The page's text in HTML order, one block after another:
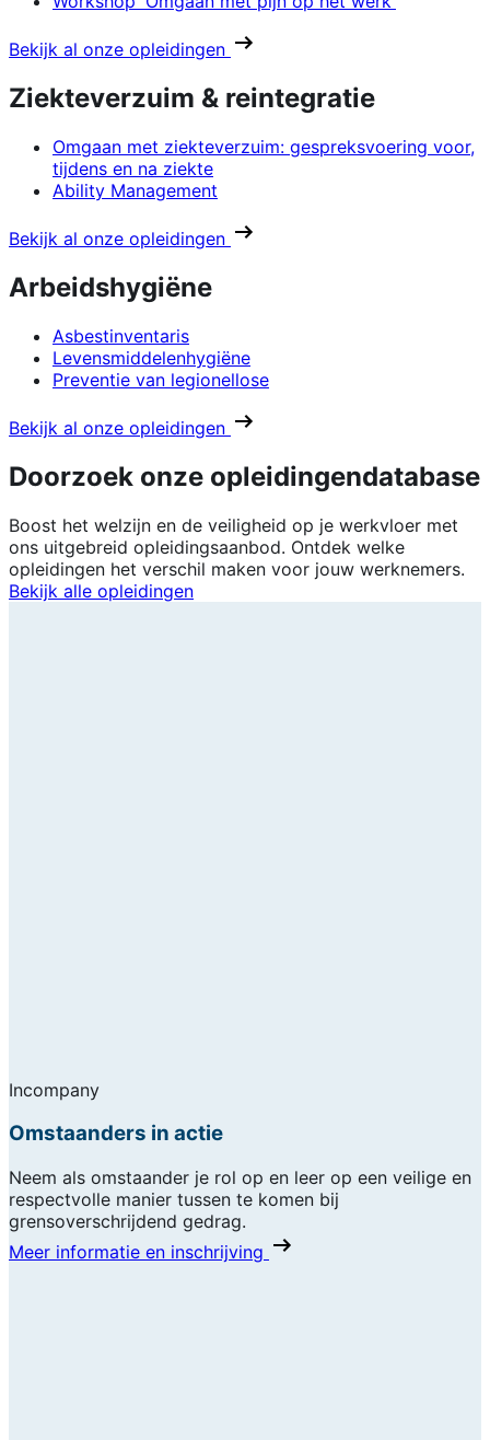
Bekijk al onze opleidingen
Ziekteverzuim & reintegratie
Omgaan met ziekteverzuim: gespreksvoering voor,
tijdens en na ziekte
Ability Management
Bekijk al onze opleidingen
Arbeidshygiëne
Asbestinventaris
Levensmiddelenhygiëne
Preventie van legionellose
Bekijk al onze opleidingen
Doorzoek onze opleidingendatabase
Boost het welzijn en de veiligheid op je werkvloer met
ons uitgebreid opleidingsaanbod. Ontdek welke
opleidingen het verschil maken voor jouw werknemers.
Bekijk alle opleidingen
Incompany
Omstaanders in actie
Neem als omstaander je rol op en leer op een veilige en
respectvolle manier tussen te komen bij
grensoverschrijdend gedrag.
Meer informatie en inschrijving